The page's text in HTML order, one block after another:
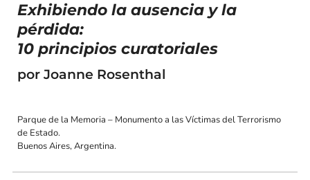
Exhibiendo la ausencia y la
pérdida:
10 principios curatoriales
por Joanne Rosenthal
Parque de la Memoria – Monumento a las Víctimas del Terrorismo
de Estado.
Buenos Aires, Argentina.